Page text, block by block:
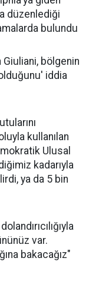
düzenlediği
bulundu
bölgenin
iddia
kullanılan
Ulusal
kadarıyla
ya da 5 bin
var.
bakacağız"